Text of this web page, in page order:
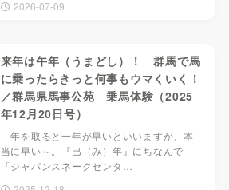
2026-07-09
来年は午年（うまどし）！ 群馬で馬
に乗ったらきっと何事もウマくいく！
／群馬県馬事公苑 乗馬体験（2025
年12月20日号）
年を取ると一年が早いといいますが、本
当に早い～。『巳（み）年』にちなんで
「ジャパンスネークセンタ…